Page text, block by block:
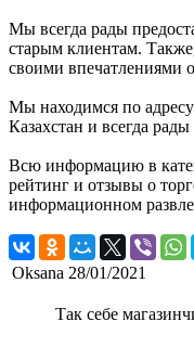
Мы всегда рады
старым клиентам.
своими впечатлениями
Мы находимся по
Казахстан и всегда
Всю информацию в
рейтинг и отзывы о
информационном
Oksana 28/01/2021
Так себе